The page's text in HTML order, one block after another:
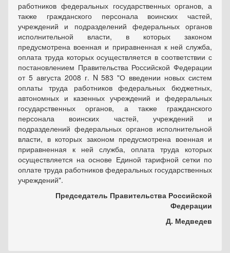
работников федеральных государственных органов, а
также гражданского персонала воинских частей,
учреждений и подразделений федеральных органов
исполнительной власти, в которых законом
предусмотрена военная и приравненная к ней служба,
оплата труда которых осуществляется в соответствии с
постановлением Правительства Российской Федерации
от 5 августа 2008 г. N 583 "О введении новых систем
оплаты труда работников федеральных бюджетных,
автономных и казенных учреждений и федеральных
государственных органов, а также гражданского
персонала воинских частей, учреждений и
подразделений федеральных органов исполнительной
власти, в которых законом предусмотрена военная и
приравненная к ней служба, оплата труда которых
осуществляется на основе Единой тарифной сетки по
оплате труда работников федеральных государственных
учреждений".
Председатель Правительства Российской
Федерации
Д. Медведев